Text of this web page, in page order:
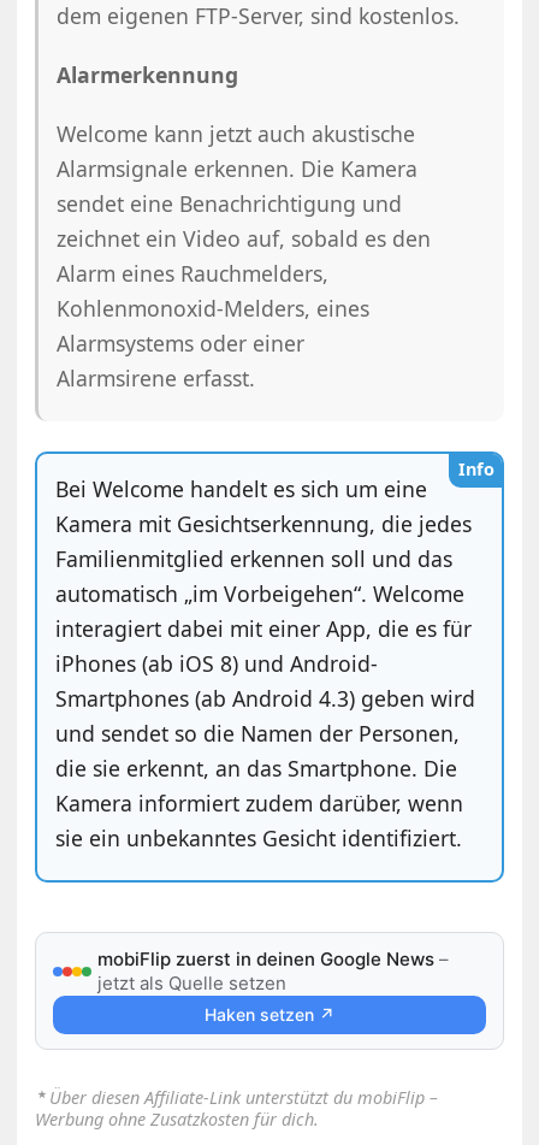
dem eigenen FTP-Server, sind kostenlos.
Alarmerkennung
Welcome kann jetzt auch akustische
Alarmsignale erkennen. Die Kamera
sendet eine Benachrichtigung und
zeichnet ein Video auf, sobald es den
Alarm eines Rauchmelders,
Kohlenmonoxid-Melders, eines
Alarmsystems oder einer
Alarmsirene erfasst.
Info
Bei Welcome handelt es sich um eine
Kamera mit Gesichtserkennung, die jedes
Familienmitglied erkennen soll und das
automatisch „im Vorbeigehen“. Welcome
interagiert dabei mit einer App, die es für
iPhones (ab iOS 8) und Android-
Smartphones (ab Android 4.3) geben wird
und sendet so die Namen der Personen,
die sie erkennt, an das Smartphone. Die
Kamera informiert zudem darüber, wenn
sie ein unbekanntes Gesicht identifiziert.
mobiFlip zuerst in deinen Google News –
jetzt als Quelle setzen
Haken setzen ↗
⋆ Über diesen Affiliate-Link unterstützt du mobiFlip –
Werbung ohne Zusatzkosten für dich.